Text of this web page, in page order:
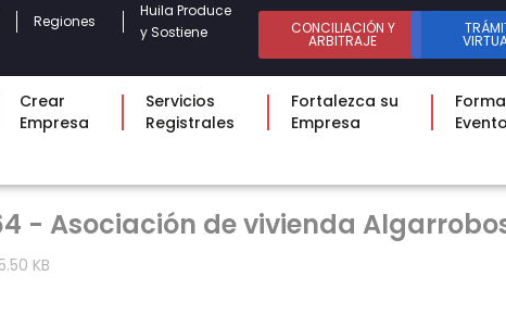
Regiones
Huila Produce
y Sostiene
CONCILIACIÓN Y
ARBITRAJE
Crear
Empresa
Servicios
Registrales
Fortalezca su
Empresa
- Asociación de vivienda
KB